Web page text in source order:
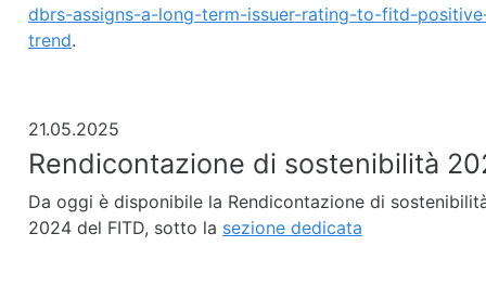
dbrs-assigns-a-long-term-issuer-rating-to-fitd-
trend.
21.05.2025
Rendicontazione di sostenibilità
Da oggi è disponibile la Rendicontazione di
2024 del FITD, sotto la sezione dedicata